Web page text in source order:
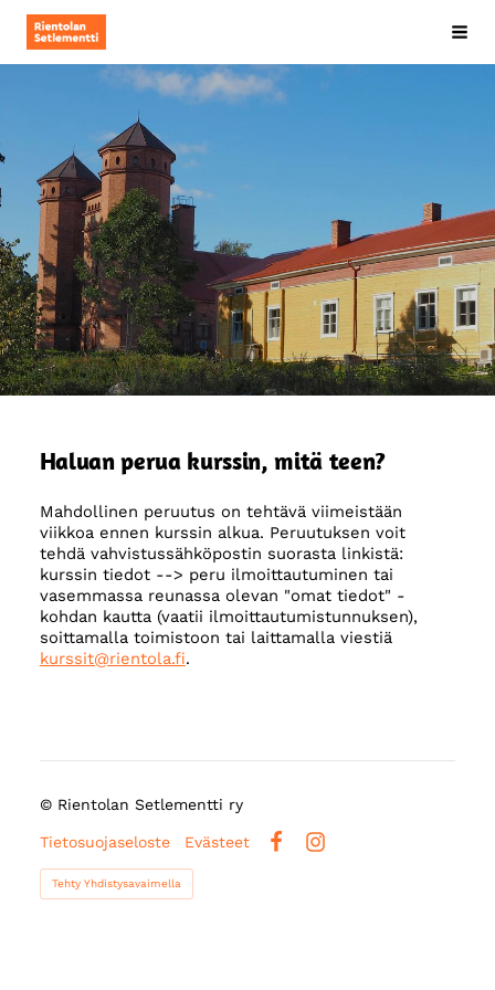
Siirry
sivun
sisältöön
Rientolan Setlementti ry
Haluan perua kurssin, mitä teen?
Mahdollinen peruutus on tehtävä viimeistään
viikkoa ennen kurssin alkua. Peruutuksen voit
tehdä vahvistussähköpostin suorasta linkistä:
kurssin tiedot --> peru ilmoittautuminen tai
vasemmassa reunassa olevan "omat tiedot" -
kohdan kautta (vaatii ilmoittautumistunnuksen),
soittamalla toimistoon tai laittamalla viestiä
kurssit@rientola.fi.
© Rientolan Setlementti ry
Tietosuojaseloste
Evästeet
Tehty Yhdistysavaimella